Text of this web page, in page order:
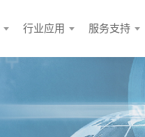
行业应用 服务支持